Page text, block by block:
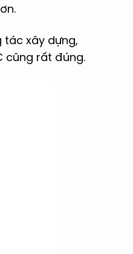
tác xây dựng,
cũng rất đúng.